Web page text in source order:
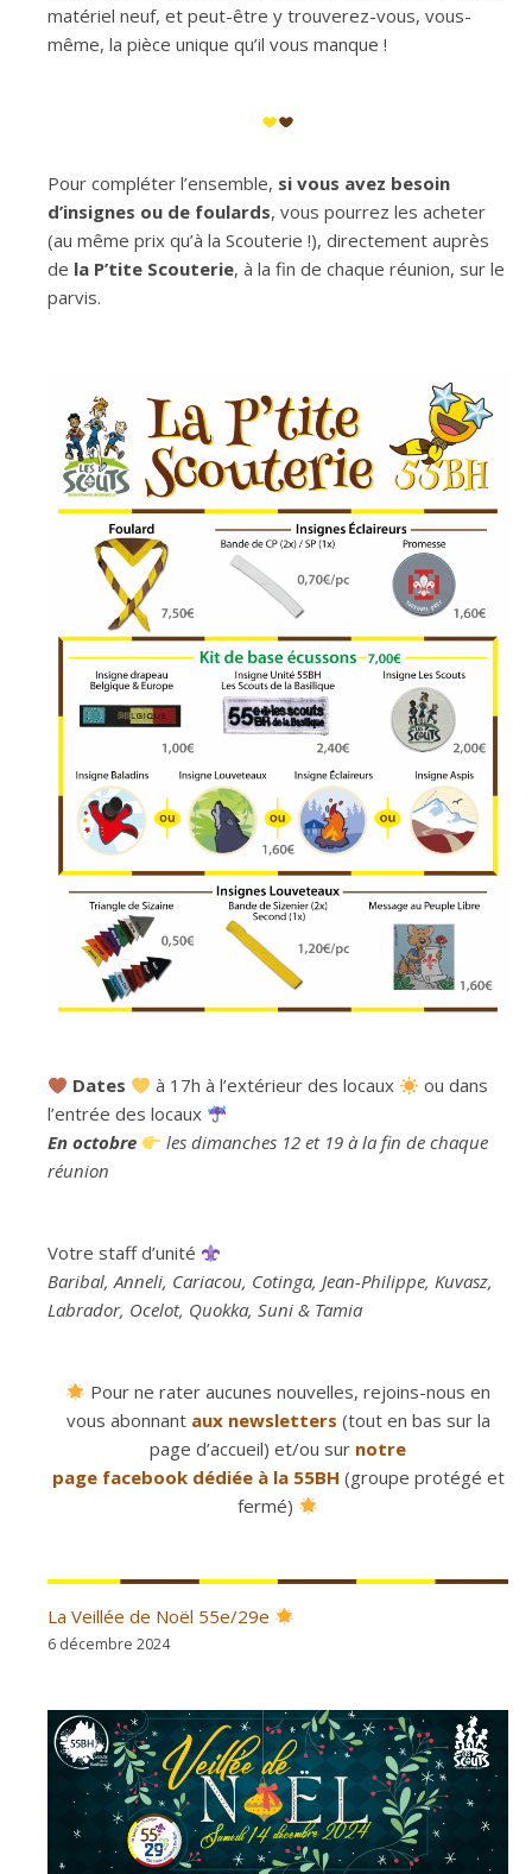
matériel neuf, et peut-être y trouverez-vous, vous-
même, la pièce unique qu’il vous manque !
Pour compléter l’ensemble, si vous avez besoin
d’insignes ou de foulards, vous pourrez les acheter
(au même prix qu’à la Scouterie !), directement auprès
de la P’tite Scouterie, à la fin de chaque réunion, sur le
parvis.
Dates à 17h à l’extérieur des locaux
ou dans
l’entrée des locaux
En octobre
les dimanches 12 et 19 à la fin de chaque
réunion
Votre staff d’unité
Baribal, Anneli, Cariacou, Cotinga, Jean-Philippe, Kuvasz,
Labrador, Ocelot, Quokka, Suni & Tamia
Pour ne rater aucunes nouvelles, rejoins-nous en
vous abonnant aux newsletters (tout en bas sur la
page d’accueil) et/ou sur notre
page facebook dédiée à la 55BH (groupe protégé et
fermé)
La Veillée de Noël 55e/29e
6 décembre 2024